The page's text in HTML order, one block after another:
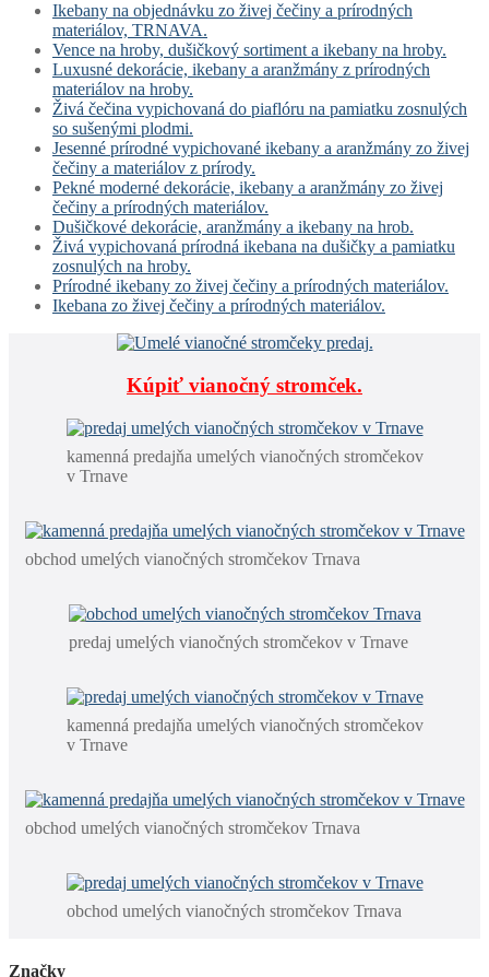
Ikebany na objednávku zo živej čečiny a prírodných
materiálov, TRNAVA.
Vence na hroby, dušičkový sortiment a ikebany na hroby.
Luxusné dekorácie, ikebany a aranžmány z prírodných
materiálov na hroby.
Živá čečina vypichovaná do piaflóru na pamiatku zosnulých
so sušenými plodmi.
Jesenné prírodné vypichované ikebany a aranžmány zo živej
čečiny a materiálov z prírody.
Pekné moderné dekorácie, ikebany a aranžmány zo živej
čečiny a prírodných materiálov.
Dušičkové dekorácie, aranžmány a ikebany na hrob.
Živá vypichovaná prírodná ikebana na dušičky a pamiatku
zosnulých na hroby.
Prírodné ikebany zo živej čečiny a prírodných materiálov.
Ikebana zo živej čečiny a prírodných materiálov.
Kúpiť vianočný stromček.
kamenná predajňa umelých vianočných stromčekov
v Trnave
obchod umelých vianočných stromčekov Trnava
predaj umelých vianočných stromčekov v Trnave
kamenná predajňa umelých vianočných stromčekov
v Trnave
obchod umelých vianočných stromčekov Trnava
obchod umelých vianočných stromčekov Trnava
Značky